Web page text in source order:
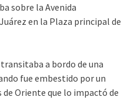
sobre la Avenida
en la Plaza principal de
a bordo de una
fue embestido por un
de Oriente que lo impactó de